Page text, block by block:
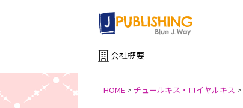
会社概要
HOME > チュールキス・ロイヤルキス >